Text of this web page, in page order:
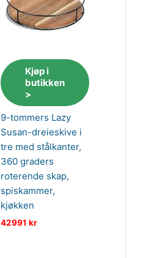
Kjøp i
butikken
>
9-tommers Lazy
Susan-dreieskive i
tre med stålkanter,
360 graders
roterende skap,
spiskammer,
kjøkken
42991kr